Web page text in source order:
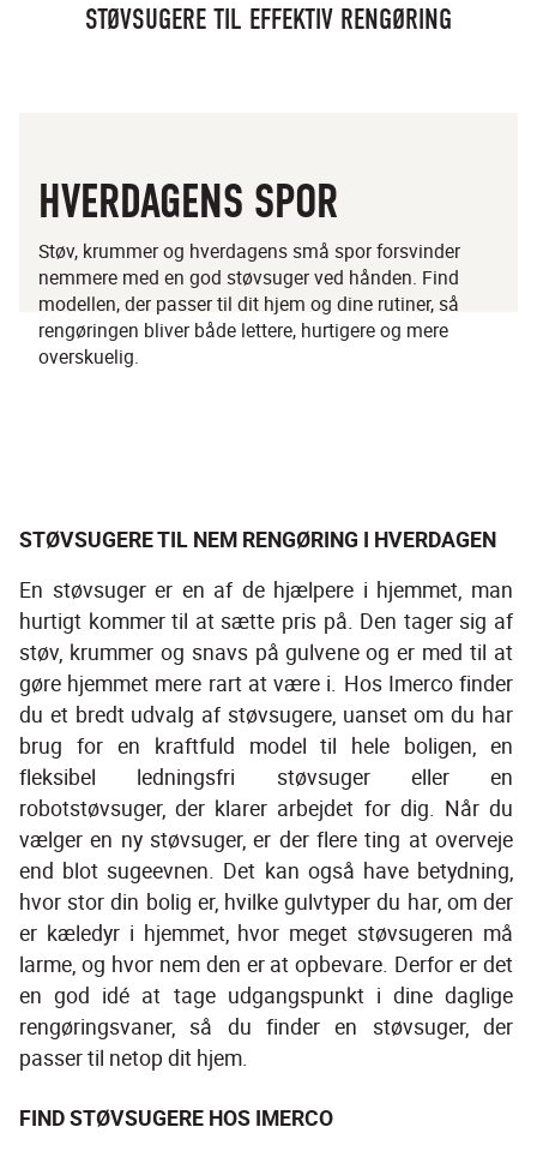
STØVSUGERE TIL EFFEKTIV RENGØRING
HVERDAGENS SPOR
Støv, krummer og hverdagens små spor forsvinder
nemmere med en god støvsuger ved hånden. Find
modellen, der passer til dit hjem og dine rutiner, så
rengøringen bliver både lettere, hurtigere og mere
overskuelig.
STØVSUGERE TIL NEM RENGØRING I HVERDAGEN
En støvsuger er en af de hjælpere i hjemmet, man
hurtigt kommer til at sætte pris på. Den tager sig af
støv, krummer og snavs på gulvene og er med til at
gøre hjemmet mere rart at være i. Hos Imerco finder
du et bredt udvalg af støvsugere, uanset om du har
brug for en kraftfuld model til hele boligen, en
fleksibel ledningsfri støvsuger eller en
robotstøvsuger, der klarer arbejdet for dig. Når du
vælger en ny støvsuger, er der flere ting at overveje
end blot sugeevnen. Det kan også have betydning,
hvor stor din bolig er, hvilke gulvtyper du har, om der
er kæledyr i hjemmet, hvor meget støvsugeren må
larme, og hvor nem den er at opbevare. Derfor er det
en god idé at tage udgangspunkt i dine daglige
rengøringsvaner, så du finder en støvsuger, der
passer til netop dit hjem.
FIND STØVSUGERE HOS IMERCO